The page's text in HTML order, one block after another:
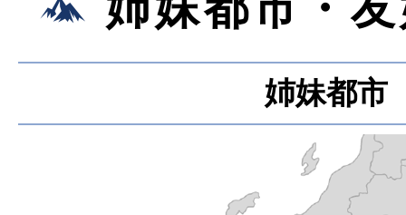
姉妹都市